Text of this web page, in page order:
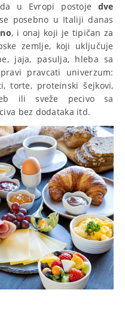
u Evropi postoje dve
posebno u Italiji danas
, i onaj koji je tipičan za
zemlje, koji uključuje
jaja, pasulja, hleba sa
pravcati univerzum:
torte, proteinski šejkovi,
ili sveže pecivo sa
bez dodataka itd.